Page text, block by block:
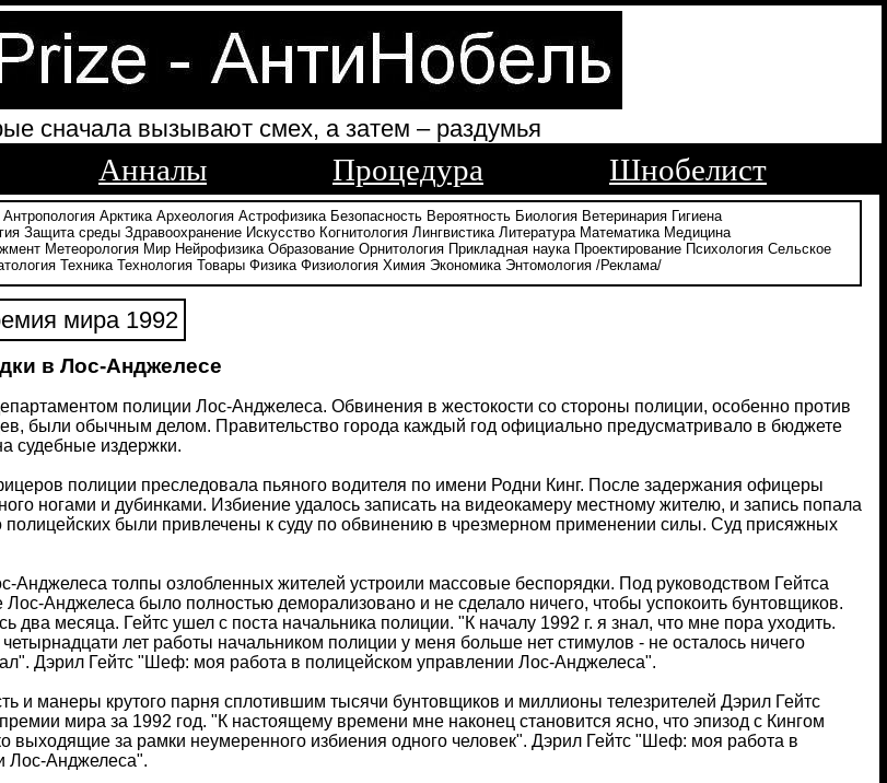
сначала вызывают смех, а затем – раздумья
Анналы Процедура Шнобелист
Антропология Арктика Археология Астрофизика Безопасность Вероятность Биология Ветеринария Гигиена
Защита среды Здравоохранение Искусство Когнитология Лингвистика Литература Математика Медицина
Метеорология Мир Нейрофизика Образование Орнитология Прикладная наука Проектирование Психология Сельское
Техника Технология Товары Физика Физиология Химия Экономика Энтомология /Реклама/
мира 1992
в Лос-Анджелесе
полиции Лос-Анджелеса. Обвинения в жестокости со стороны полиции, особенно против
были обычным делом. Правительство города каждый год официально предусматривало в бюджете
судебные издержки.
полиции преследовала пьяного водителя по имени Родни Кинг. После задержания офицеры
ногами и дубинками. Избиение удалось записать на видеокамеру местному жителю, и запись попала
полицейских были привлечены к суду по обвинению в чрезмерном применении силы. Суд присяжных
Анджелеса толпы озлобленных жителей устроили массовые беспорядки. Под руководством Гейтса
Лос-Анджелеса было полностью деморализовано и не сделало ничего, чтобы успокоить бунтовщиков.
два месяца. Гейтс ушел с поста начальника полиции. "К началу 1992 г. я знал, что мне пора уходить.
лет работы начальником полиции у меня больше нет стимулов - не осталось ничего
Дэрил Гейтс "Шеф: моя работа в полицейском управлении Лос-Анджелеса".
и манеры крутого парня сплотившим тысячи бунтовщиков и миллионы телезрителей Дэрил Гейтс
мира за 1992 год. "К настоящему времени мне наконец становится ясно, что эпизод с Кингом
выходящие за рамки неумеренного избиения одного человек". Дэрил Гейтс "Шеф: моя работа в
Лос-Анджелеса".